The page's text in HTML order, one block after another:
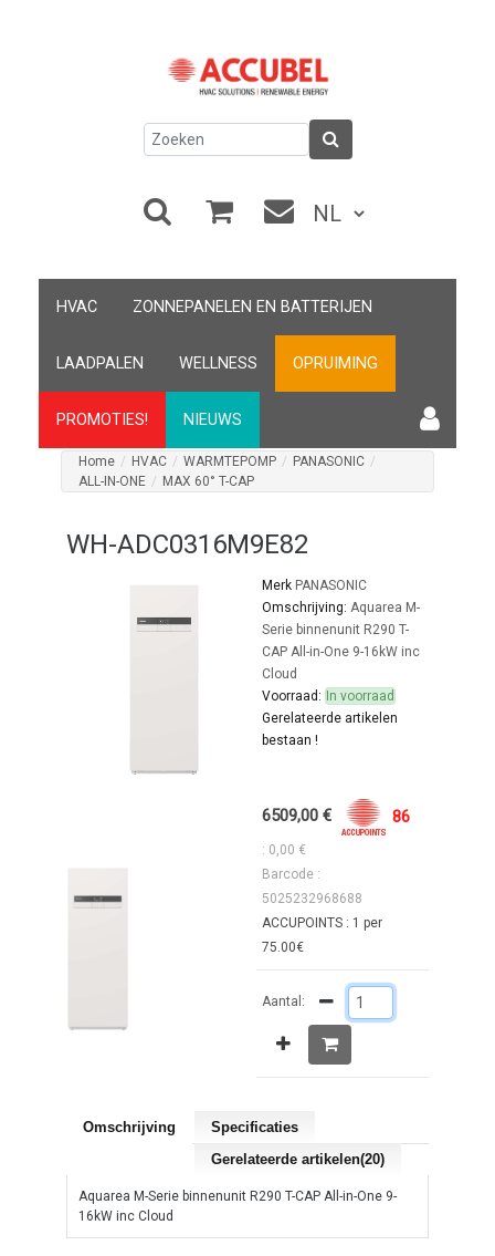
HVAC ZONNEPANELEN EN BATTERIJEN
LAADPALEN WELLNESS OPRUIMING
PROMOTIES! NIEUWS
Home / HVAC / WARMTEPOMP / PANASONIC /
ALL-IN-ONE / MAX 60° T-CAP
WH-ADC0316M9E82
MerkPANASONIC
Omschrijving: Aquarea M-
Serie binnenunit R290 T-
CAP All-in-One 9-16kW inc
Cloud
Voorraad:
In voorraad
Gerelateerde artikelen
bestaan !
6509,00 € 86
: 0,00 €
Barcode :
5025232968688
ACCUPOINTS : 1 per
75.00€
Aantal:
Omschrijving
Specificaties
Gerelateerde artikelen(20)
Aquarea M-Serie binnenunit R290 T-CAP All-in-One 9-
16kW inc Cloud